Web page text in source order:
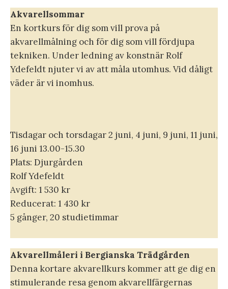
Akvarellsommar
En kortkurs för dig som vill prova på
akvarellmålning och för dig som vill fördjupa
tekniken. Under ledning av konstnär Rolf
Ydefeldt njuter vi av att måla utomhus. Vid dåligt
väder är vi inomhus.
Tisdagar och torsdagar 2 juni, 4 juni, 9 juni, 11 juni,
16 juni 13.00-15.30
Plats: Djurgården
Rolf Ydefeldt
Avgift: 1 530 kr
Reducerat: 1 430 kr
5 gånger, 20 studietimmar
Akvarellmåleri i Bergianska Trädgården
Denna kortare akvarellkurs kommer att ge dig en
stimulerande resa genom akvarellfärgernas